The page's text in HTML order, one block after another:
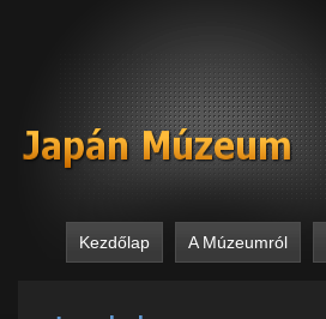
Kezdőlap A Múzeumról